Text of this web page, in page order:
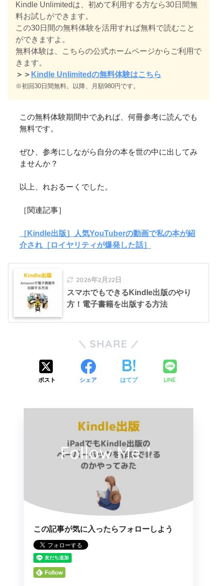
Kindle Unlimitedは、初めて利用する方なら30日間無
料お試しができます。
この30日間の無料体験を活用すれば無料で読むこと
ができますよ。
無料体験は、こちらの公式ホームページからご利用で
きます。
＞＞ Kindle Unlimitedの無料体験はこちら
※初回30日間無料。以降、月額980円です。
この無料体験期間中であれば、何冊参考に読んでも
無料です。
ぜひ、参考にしながら自分の本を世の中に出してみ
ませんか？
以上、れおるーくでした。
［関連記事］
［Kindle出版］人気YouTuberの動画で私の本が紹
介され［ロイヤリティが爆発した話］
2026年2月22日
スマホでもできるKindle出版のやり
方！電子書籍を出版する方法
SHARE
ポスト シェア はてブ LINE
Follow Me！
この記事が気に入ったらフォローしよう